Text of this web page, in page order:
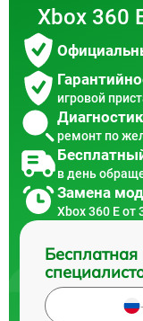
Xbox 360
игровой
ремонт по
в день
Замена
Xbox 360 E от
Бесплатная